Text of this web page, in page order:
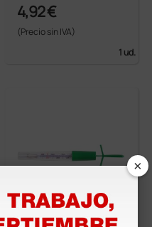
4,92 €
(Precio sin IVA)
1 ud.
×